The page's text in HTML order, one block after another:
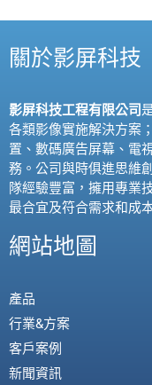
關於影屏科技
影屏科技工程有限公司
各類影像實施解決方案
置、數碼廣告屏幕、電
務。公司與時俱進思維
隊經驗豐富，擁用專業
最合宜及符合需求和成
網站地圖
產品
行業&方案
客戶案例
新聞資訊